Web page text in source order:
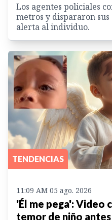
Los agentes policiales
metros y dispararon sus
alerta al individuo.
TENDENCIAS
11:09 AM 05 ago. 2026
'Él me pega': Video
temor de niño